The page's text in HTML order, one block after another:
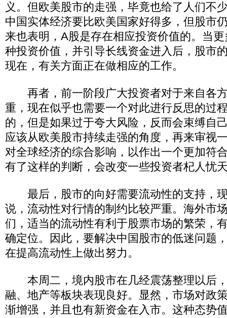
义。但欧美股市的走强，毕竟也给了人们不
中国实体经济要比欧美国家好得多，但股市
来也表明，A股是存在相应投资价值的。当
种投资价值，并引导长线资金进入后，股市
现在，有关方面正在做相应的工作。
再者，前一阶段广大投资者对于来自各
重，现在似乎也需要一个对此进行反思的过
的，但是如果过于夸大风险，反而会束缚自
应该从欧美股市持续走强的角度，再来审视
对全球经济的综合影响，以作出一个更加符
有了这样的判断，会改变一些投资者杞人忧
最后，股市的向好需要流动性的支持，
说，流动性对行情的制约比较严重。海外市
们，适当的流动性有利于股票市场的繁荣，
确定位。因此，要解决中国股市的低迷问题
在提高流动性上做出努力。
本周二，境内股市在几经震荡整理以后
融、地产等板块表现良好。显然，市场对政
渐增强，并且也有新资金在入市。这种态势